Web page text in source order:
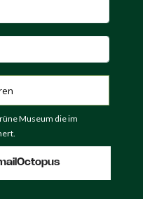
Museum die im